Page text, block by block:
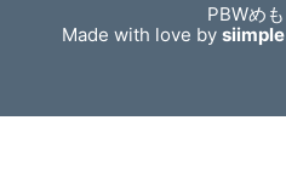
PBWめも
Made with love bysiimple